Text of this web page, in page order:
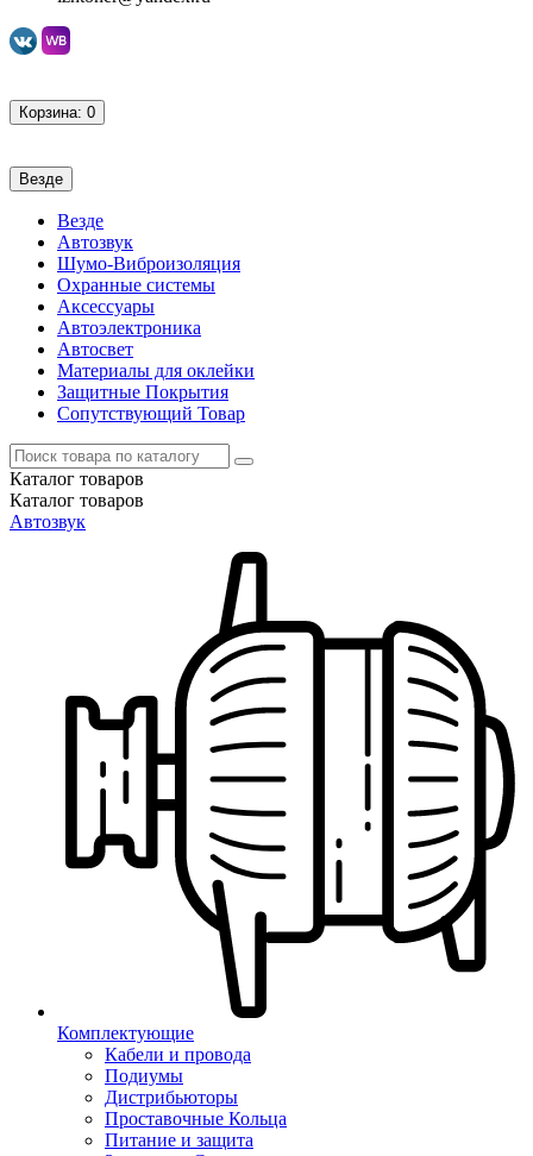
Корзина: 0
Везде
Везде
Автозвук
Шумо-Виброизоляция
Охранные системы
Аксессуары
Автоэлектроника
Автосвет
Материалы для оклейки
Защитные Покрытия
Сопутствующий Товар
Каталог товаров
Каталог товаров
Автозвук
Комплектующие
Кабели и провода
Подиумы
Дистрибьюторы
Проставочные Кольца
Питание и защита